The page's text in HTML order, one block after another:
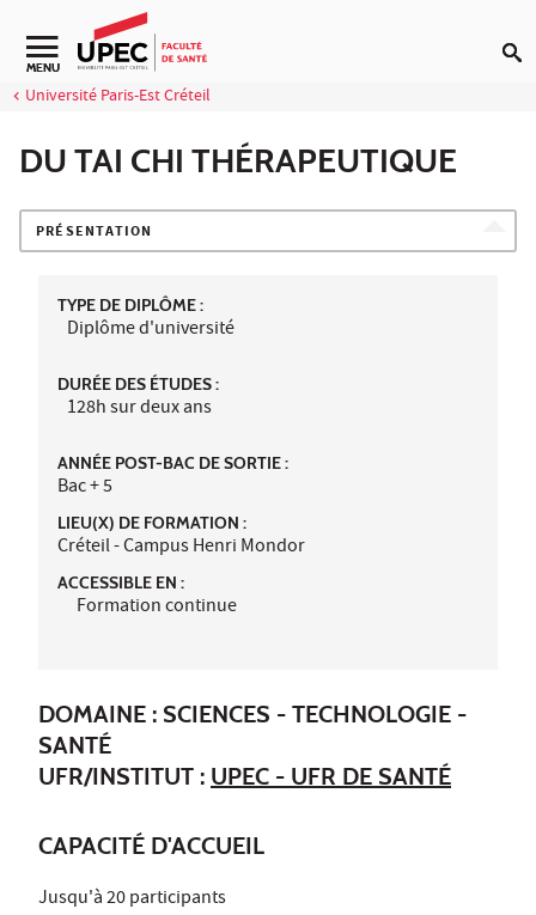
Aller au contenu
Navigation secondaire
MENU
Université Paris-Est Créteil
DU TAI CHI THÉRAPEUTIQUE
PRÉSENTATION
TYPE DE DIPLÔME :
Diplôme d'université
DURÉE DES ÉTUDES :
128h sur deux ans
ANNÉE POST-BAC DE SORTIE :
Bac + 5
LIEU(X) DE FORMATION :
Créteil - Campus Henri Mondor
ACCESSIBLE EN :
Formation continue
DOMAINE : SCIENCES - TECHNOLOGIE -
SANTÉ
UFR/INSTITUT : UPEC - UFR DE SANTÉ
CAPACITÉ D'ACCUEIL
Jusqu'à 20 participants